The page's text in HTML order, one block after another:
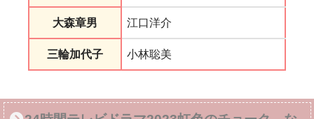
大森章男 江口洋介
三輪加代子 小林聡美